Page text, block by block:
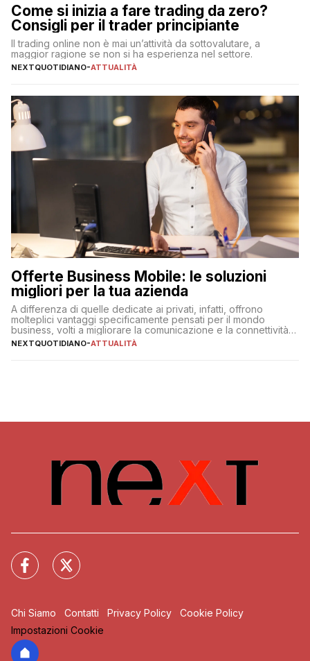
Come si inizia a fare trading da zero?
Consigli per il trader principiante
Il trading online non è mai un’attività da sottovalutare, a
maggior ragione se non si ha esperienza nel settore.
NEXTQUOTIDIANO-ATTUALITÀ
Offerte Business Mobile: le soluzioni
migliori per la tua azienda
A differenza di quelle dedicate ai privati, infatti, offrono
molteplici vantaggi specificamente pensati per il mondo
business, volti a migliorare la comunicazione e la connettività
degli utenti
NEXTQUOTIDIANO-ATTUALITÀ
Chi Siamo Contatti Privacy Policy
Cookie Policy
Impostazioni Cookie